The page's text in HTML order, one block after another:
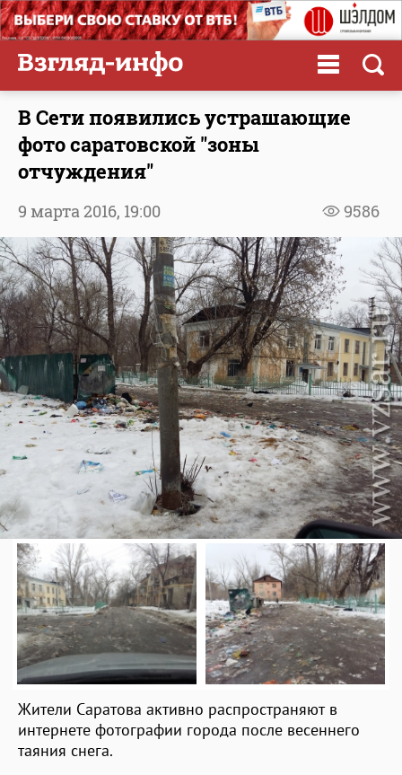
В Сети появились устрашающие
фото саратовской "зоны
отчуждения"
9586
9 марта 2016, 19:00
Жители Саратова активно распространяют в
интернете фотографии города после весеннего
таяния снега.